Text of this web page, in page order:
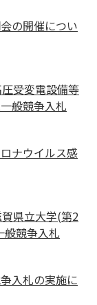
の開催につい
受変電設備等
般競争入札
ナウイルス感
県立大学(第2
般競争入札
入札の実施に